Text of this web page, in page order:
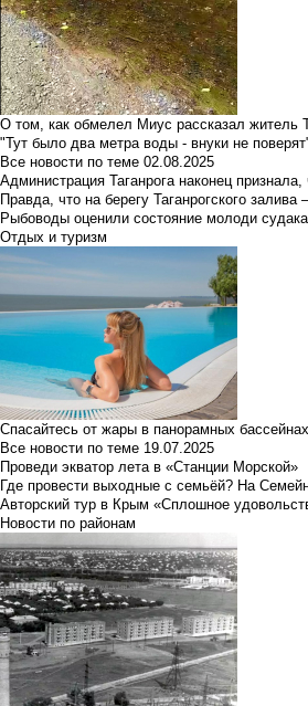
О том, как обмелел Миус рассказал житель
"Тут было два метра воды - внуки не
Все новости по теме 02.08.2025
Администрация Таганрога наконец
Правда, что на берегу Таганрогского
Рыбоводы оценили состояние молоди
Отдых и туризм
Спасайтесь от жары в панорамных
Все новости по теме 19.07.2025
Проведи экватор лета в «Станции Морской»
Где провести выходные с семьёй? На
Авторский тур в Крым «Сплошное
Новости по районам